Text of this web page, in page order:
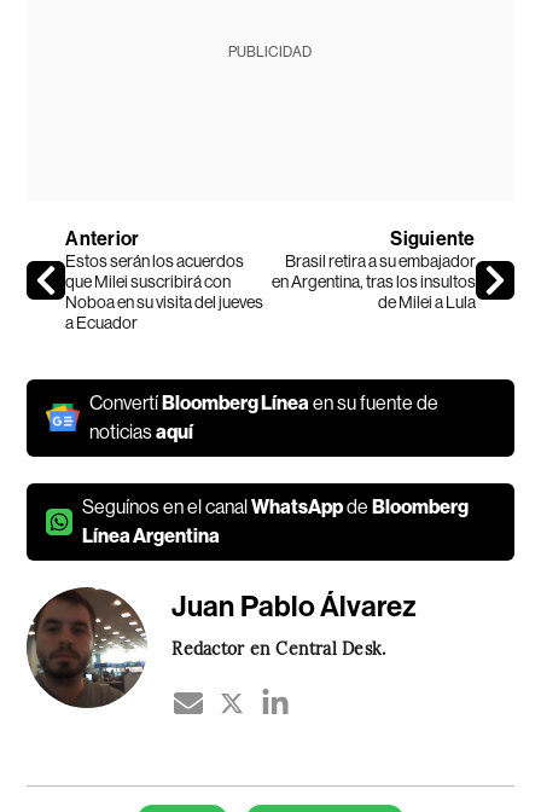
PUBLICIDAD
Anterior
Estos serán los acuerdos
que Milei suscribirá con
Noboa en su visita del jueves
a Ecuador
Siguiente
Brasil retira a su embajador
en Argentina, tras los insultos
de Milei a Lula
ConvertíBloomberg Línea en su fuente de
noticiasaquí
Seguínos en el canalWhatsAppdeBloomberg
Línea Argentina
Juan Pablo Álvarez
Redactor en Central Desk.